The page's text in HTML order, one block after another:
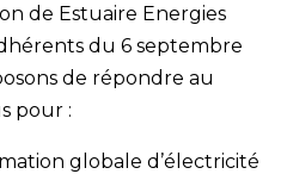
de Estuaire Energies
du 6 septembre
de répondre au
pour :
globale d’électricité